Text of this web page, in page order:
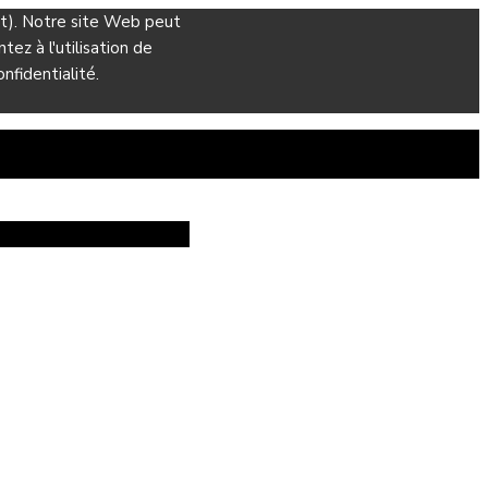
Notre site Web peut
à l'utilisation de